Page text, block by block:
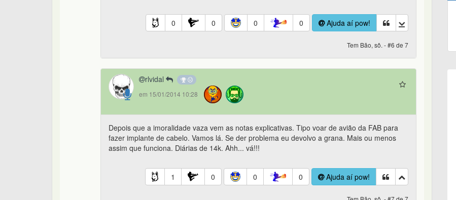
0 0 0 0 Ajuda aí pow!
Tem Bão, sô. - #6 de 7
rlvidal
em 15/01/2014 10:28
Depois que a imoralidade vaza vem as notas explicativas. Tipo voar de avião da FAB para
fazer implante de cabelo. Vamos lá. Se der problema eu devolvo a grana. Mais ou menos
assim que funciona. Diárias de 14k. Ahh... vá!!!
1 0 0 0 Ajuda aí pow!